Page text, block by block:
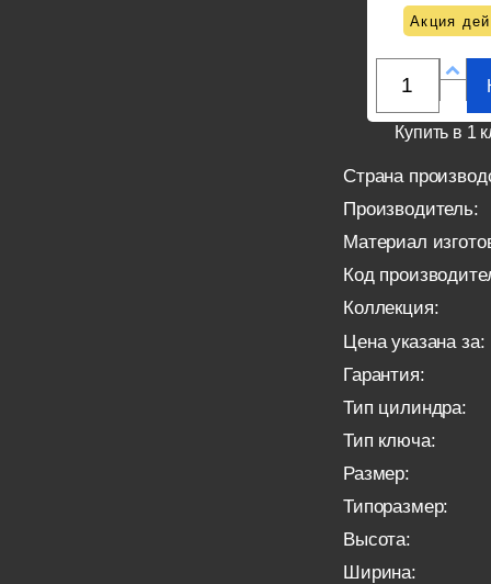
Акция
Купить в 1
Страна
Производитель:
Материал
Код
Коллекция:
Цена указана за:
Гарантия:
Тип цилиндра:
Тип ключа:
Размер:
Типоразмер:
Высота:
Ширина: